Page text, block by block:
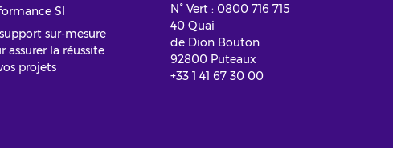
SI
sur-mesure
assurer la réussite
projets
N° Vert : 0800 716 715
40 Quai
de Dion Bouton
92800 Puteaux
+33 1 41 67 30 00